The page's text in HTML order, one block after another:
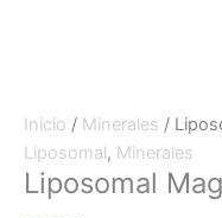
Inicio / Minerales /
Liposomal, Minerales
Liposomal